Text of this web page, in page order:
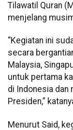
Tilawatil Quran
menjelang
“Kegiatan ini
secara
Malaysia,
untuk pertama
di Indonesia dan
Presiden,”
Menurut Said,